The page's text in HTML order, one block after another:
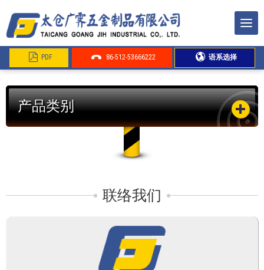
PDF 86-512-53666222 语系选择
产品类别
联络我们